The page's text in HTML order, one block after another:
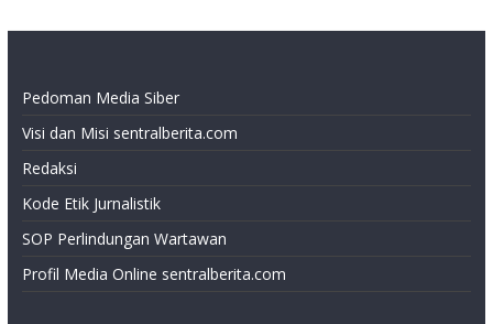
Pedoman Media Siber
Visi dan Misi sentralberita.com
Redaksi
Kode Etik Jurnalistik
SOP Perlindungan Wartawan
Profil Media Online sentralberita.com